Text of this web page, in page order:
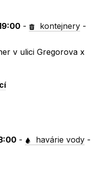
- kontejnery -
v ulici Gregorova x
- havárie vody -